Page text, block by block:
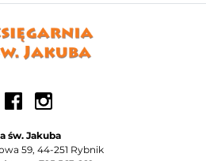
św. Jakuba
59, 44-251 Rybnik